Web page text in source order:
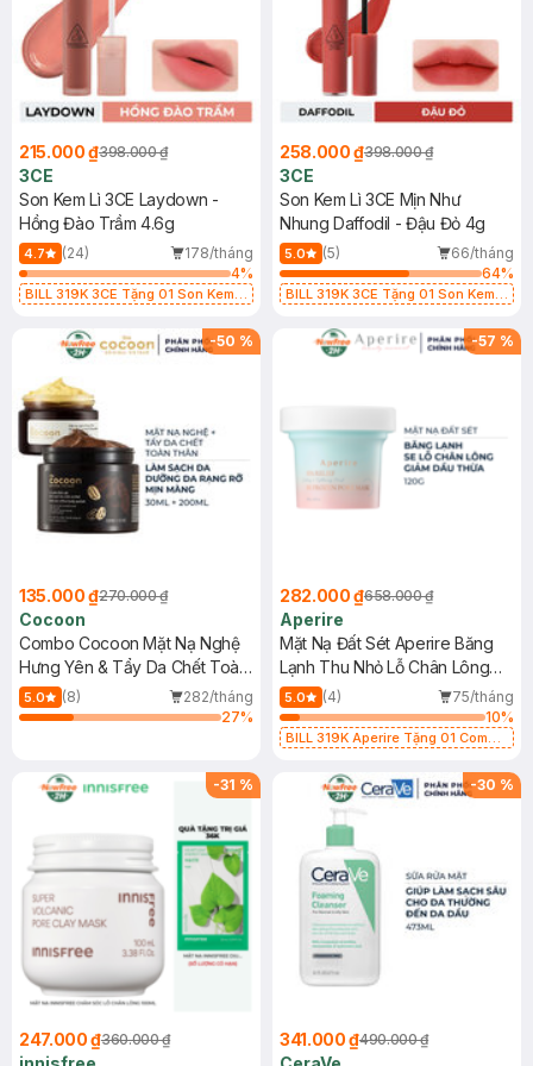
215.000 ₫398.000 ₫
3CE
Son Kem Lì 3CE Laydown -
Hồng Đào Trầm 4.6g
4.7 (24)
178/tháng
4%
BILL 319K 3CE Tặng 01 Son Kem
1.5g (SL có hạn)
258.000 ₫398.000 ₫
3CE
Son Kem Lì 3CE Mịn Như
Nhung Daffodil - Đậu Đỏ 4g
5.0 (5)
66/tháng
64%
BILL 319K 3CE Tặng 01 Son Kem
1.5g (SL có hạn)
-50 %
135.000 ₫270.000 ₫
Cocoon
Combo Cocoon Mặt Nạ Nghệ
Hưng Yên & Tẩy Da Chết Toàn
Thân Cà Phê Đắk Lắk
30ml+200ml
5.0 (8)
282/tháng
27%
-57 %
282.000 ₫658.000 ₫
Aperire
Mặt Nạ Đất Sét Aperire Băng
Lạnh Thu Nhỏ Lỗ Chân Lông
120g
5.0 (4)
75/tháng
10%
BILL 319K Aperire Tặng 01 Combo
Cấp Ẩm 30g (SL có hạn)
-31 %
247.000 ₫360.000 ₫
-30 %
341.000 ₫490.000 ₫